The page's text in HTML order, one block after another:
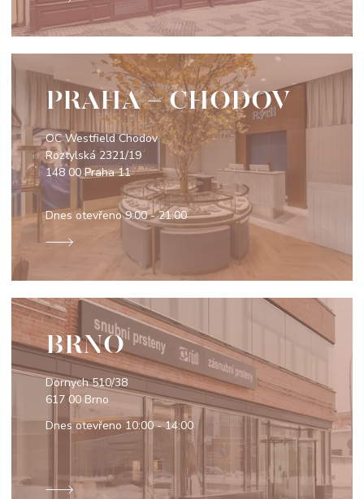
PRAHA - CHODOV
OC Westfield Chodov
Roztylská 2321/19
148 00 Praha 11
Dnes otevřeno9:00 - 21:00
BRNO
Dornych 510/38
617 00 Brno
Dnes otevřeno10:00 - 14:00